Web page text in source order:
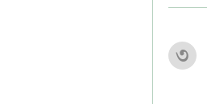
৩